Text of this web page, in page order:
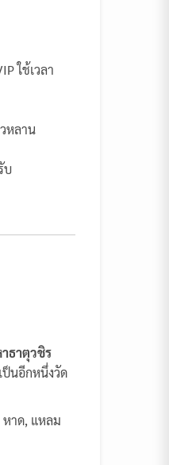
ใช้เวลา
หลาน
บ
ธาตุวชิร
นอีกหนึ่งวัด
หาด, แหลม